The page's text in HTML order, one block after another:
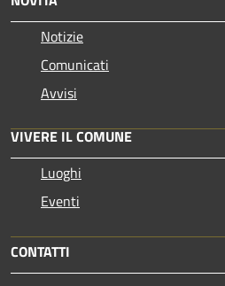
Notizie
Comunicati
Avvisi
VIVERE IL COMUNE
Luoghi
Eventi
CONTATTI